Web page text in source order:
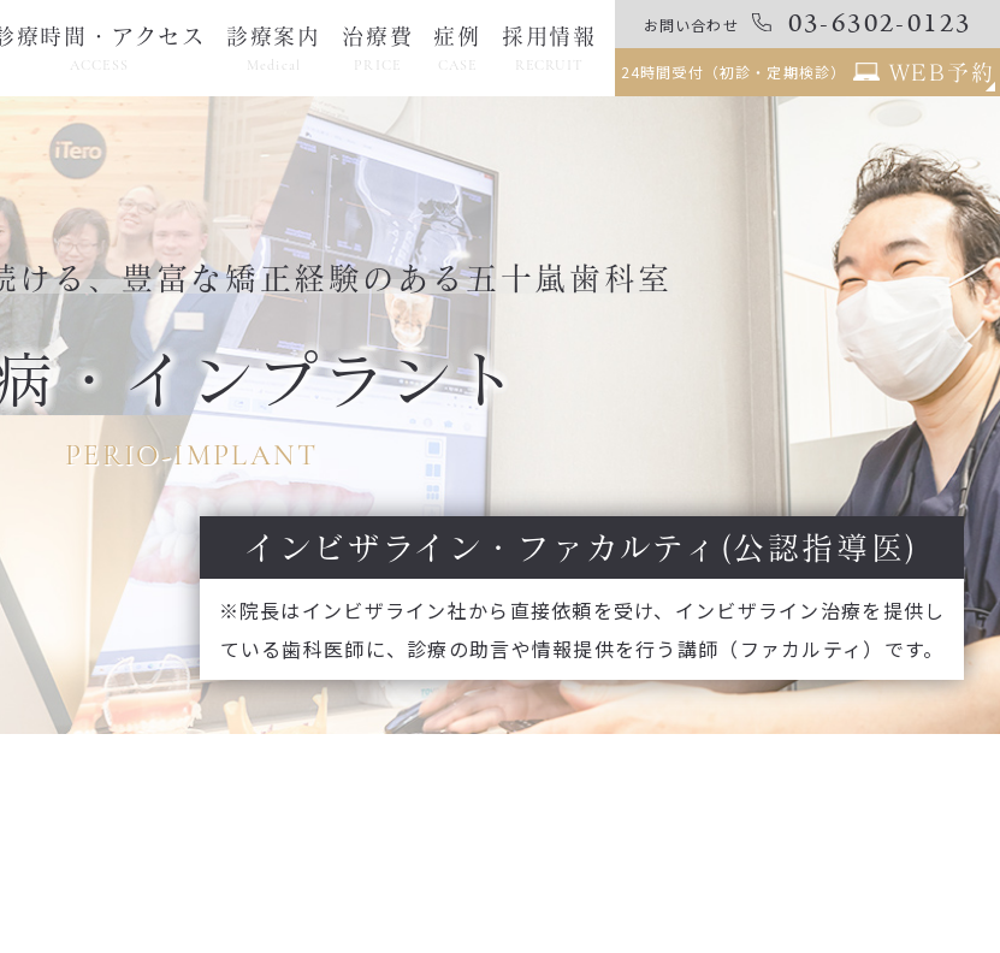
お問い合わせ 03-6302-0123
24時間受付（初診・定期検診） WEB予約
療時間・アクセス
ACCESS
診療案内
Medical
治療費
PRICE
症例
CASE
採用情報
RECRUIT
ける、豊富な矯正経験のある五十嵐歯科室
・インプラント
PERIO-IMPLANT
インビザライン・ファカルティ(公認指導医)
※院長はインビザライン社から直接依頼を受け、インビザライン治療を提供し
ている歯科医師に、診療の助言や情報提供を行う講師（ファカルティ）です。